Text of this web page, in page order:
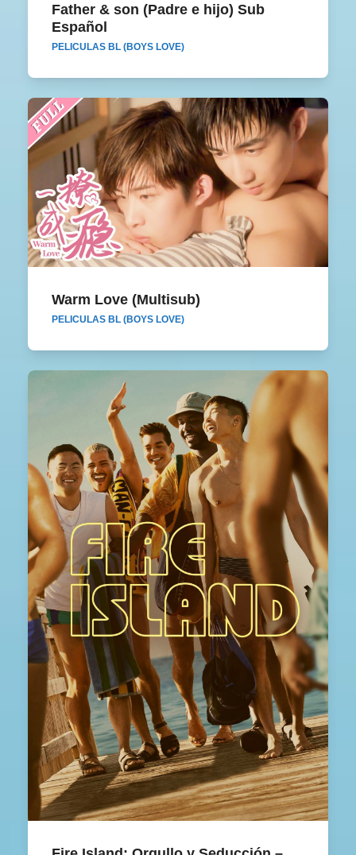
Father & son (Padre e hijo) Sub Español
Father & son (Padre e hijo) Sub
Español
PELICULAS BL (BOYS LOVE)
Warm Love (Multisub)
Warm Love (Multisub)
PELICULAS BL (BOYS LOVE)